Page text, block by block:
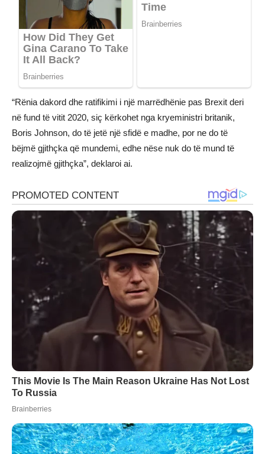
“Rënia dakord dhe ratifikimi i një marrëdhënie pas Brexit deri
në fund të vitit 2020, siç kërkohet nga kryeministri britanik,
Boris Johnson, do të jetë një sfidë e madhe, por ne do të
bëjmë gjithçka që mundemi, edhe nëse nuk do të mund të
realizojmë gjithçka”, deklaroi ai.